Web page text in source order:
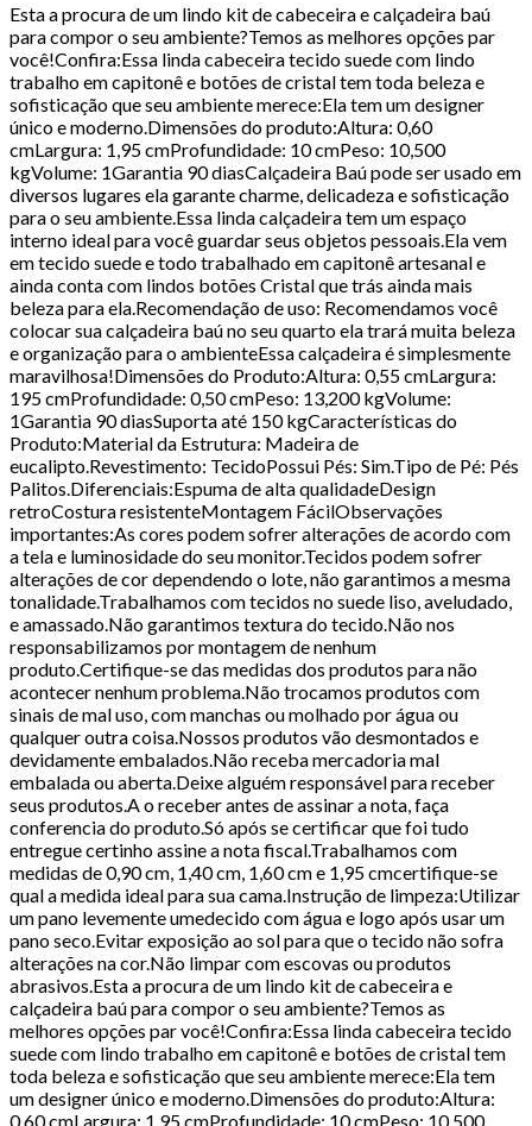
Esta a procura de um lindo kit de cabeceira e calçadeira baú
para compor o seu ambiente?Temos as melhores opções par
você!Confira:Essa linda cabeceira tecido suede com lindo
trabalho em capitonê e botões de cristal tem toda beleza e
sofisticação que seu ambiente merece:Ela tem um designer
único e moderno.Dimensões do produto:Altura: 0,60
cmLargura: 1,95 cmProfundidade: 10 cmPeso: 10,500
kgVolume: 1Garantia 90 diasCalçadeira Baú pode ser usado em
diversos lugares ela garante charme, delicadeza e sofisticação
para o seu ambiente.Essa linda calçadeira tem um espaço
interno ideal para você guardar seus objetos pessoais.Ela vem
em tecido suede e todo trabalhado em capitonê artesanal e
ainda conta com lindos botões Cristal que trás ainda mais
beleza para ela.Recomendação de uso: Recomendamos você
colocar sua calçadeira baú no seu quarto ela trará muita beleza
e organização para o ambienteEssa calçadeira é simplesmente
maravilhosa!Dimensões do Produto:Altura: 0,55 cmLargura:
195 cmProfundidade: 0,50 cmPeso: 13,200 kgVolume:
1Garantia 90 diasSuporta até 150 kgCaracterísticas do
Produto:Material da Estrutura: Madeira de
eucalipto.Revestimento: TecidoPossui Pés: Sim.Tipo de Pé: Pés
Palitos.Diferenciais:Espuma de alta qualidadeDesign
retroCostura resistenteMontagem FácilObservações
importantes:As cores podem sofrer alterações de acordo com
a tela e luminosidade do seu monitor.Tecidos podem sofrer
alterações de cor dependendo o lote, não garantimos a mesma
tonalidade.Trabalhamos com tecidos no suede liso, aveludado,
e amassado.Não garantimos textura do tecido.Não nos
responsabilizamos por montagem de nenhum
produto.Certifique-se das medidas dos produtos para não
acontecer nenhum problema.Não trocamos produtos com
sinais de mal uso, com manchas ou molhado por água ou
qualquer outra coisa.Nossos produtos vão desmontados e
devidamente embalados.Não receba mercadoria mal
embalada ou aberta.Deixe alguém responsável para receber
seus produtos.A o receber antes de assinar a nota, faça
conferencia do produto.Só após se certificar que foi tudo
entregue certinho assine a nota fiscal.Trabalhamos com
medidas de 0,90 cm, 1,40 cm, 1,60 cm e 1,95 cmcertifique-se
qual a medida ideal para sua cama.Instrução de limpeza:Utilizar
um pano levemente umedecido com água e logo após usar um
pano seco.Evitar exposição ao sol para que o tecido não sofra
alterações na cor.Não limpar com escovas ou produtos
abrasivos.Esta a procura de um lindo kit de cabeceira e
calçadeira baú para compor o seu ambiente?Temos as
melhores opções par você!Confira:Essa linda cabeceira tecido
suede com lindo trabalho em capitonê e botões de cristal tem
toda beleza e sofisticação que seu ambiente merece:Ela tem
um designer único e moderno.Dimensões do produto:Altura:
0,60 cmLargura: 1,95 cmProfundidade: 10 cmPeso: 10,500